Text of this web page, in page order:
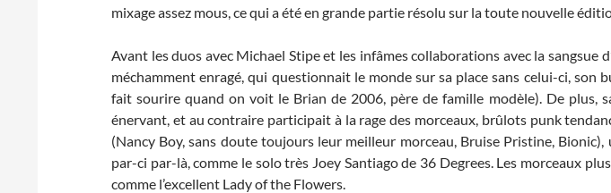
mixage assez mous, ce qui a été en grande partie résolu sur la toute nouvelle
Avant les duos avec Michael Stipe et les infâmes collaborations avec la sangsue
méchamment enragé, qui questionnait le monde sur sa place sans celui-ci, son
fait sourire quand on voit le Brian de 2006, père de famille modèle). De plus,
énervant, et au contraire participait à la rage des morceaux, brûlots punk
(Nancy Boy, sans doute toujours leur meilleur morceau, Bruise Pristine,
par-ci par-là, comme le solo très Joey Santiago de 36 Degrees. Les morceaux
comme l’excellent Lady of the Flowers.